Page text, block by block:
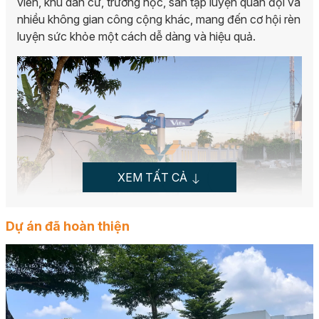
nhiều không gian công cộng khác, mang đến cơ hội rèn
luyện sức khỏe một cách dễ dàng và hiệu quả.
Hình ảnh thực tế Dụng cụ Xà đơn 3 hướng 711213 lắp
tại Xã Phú Vĩnh Đông, Tỉnh Bạc Liêu
XEM TẤT CẢ
Dự án đã hoàn thiện